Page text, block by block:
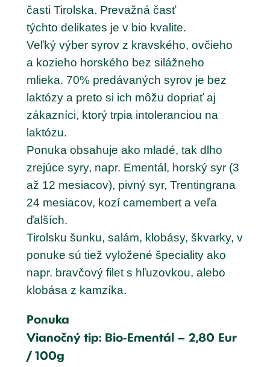
časti Tirolska. Prevažná časť
týchto delikates je v bio kvalite.
Veľký výber syrov z kravského, ovčieho
a kozieho horského bez silážneho
mlieka. 70% predávaných syrov je bez
laktózy a preto si ich môžu dopriať aj
zákazníci, ktorý trpia intoleranciou na
laktózu.
Ponuka obsahuje ako mladé, tak dlho
zrejúce syry, napr. Ementál, horský syr (3
až 12 mesiacov), pivný syr, Trentingrana
24 mesiacov, kozí camembert a veľa
ďalších.
Tirolsku šunku, salám, klobásy, škvarky, v
ponuke sú tiež vyložené špeciality ako
napr. bravčový filet s hľuzovkou, alebo
klobása z kamzíka.
Ponuka
Vianočný tip: Bio-Ementál – 2,80 Eur
/ 100g